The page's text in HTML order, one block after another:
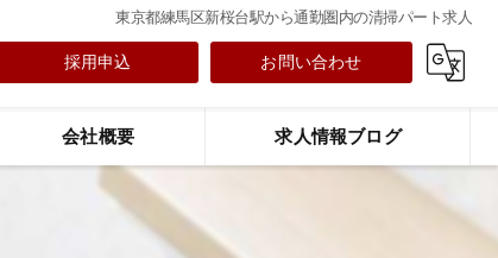
東京都練馬区新桜台駅から通勤圏内の清掃パート求人
採用申込 お問い合わせ
会社概要 求人情報ブログ